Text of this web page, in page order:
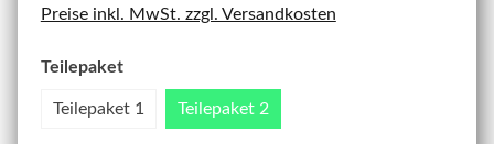
Preise inkl. MwSt. zzgl. Versandkosten
Teilepaket
Teilepaket 1 Teilepaket 2